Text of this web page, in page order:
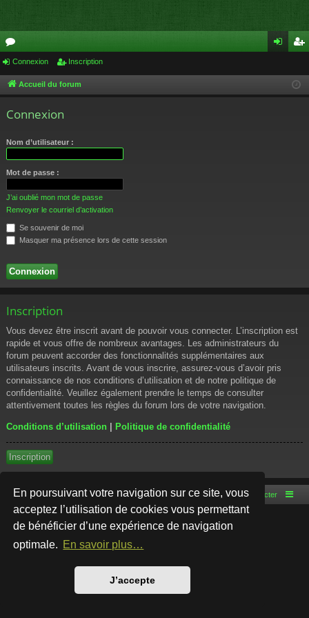
En poursuivant votre navigation sur ce site, vous
acceptez l’utilisation de cookies vous permettant
de bénéficier d’une expérience de navigation
optimale. En savoir plus…
J’accepte
or
u cri
Connexion Inscription
Accueil du forum
Connexion
Nom d’utilisateur :
Mot de passe :
J’ai oublié mon mot de passe
Renvoyer le courriel d’activation
Se souvenir de moi
Masquer ma présence lors de cette session
Inscription
Vous devez être inscrit avant de pouvoir vous connecter. L’inscription est
rapide et vous offre de nombreux avantages. Les administrateurs du
forum peuvent accorder des fonctionnalités supplémentaires aux
utilisateurs inscrits. Avant de vous inscrire, assurez-vous d’avoir pris
connaissance de nos conditions d’utilisation et de notre politique de
confidentialité. Veuillez également prendre le temps de consulter
attentivement toutes les règles du forum lors de votre navigation.
Conditions d’utilisation | Politique de confidentialité
Inscription
Accueil du forum Nous contacter
Développé parphpBB® Forum Software © phpBB Limited
Style par
Traduction française officielle